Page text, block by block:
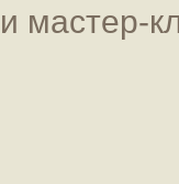
мастер-